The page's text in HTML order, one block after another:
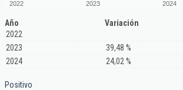
2022 2023 2024
Año
Variación
2022
2023
39,48 %
2024
24,02 %
Positivo